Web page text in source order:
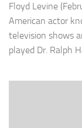
Floyd Levine
American actor
television shows
played Dr. Ralph